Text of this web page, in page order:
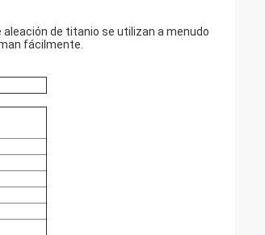
de titanio se utilizan a menudo
fácilmente.